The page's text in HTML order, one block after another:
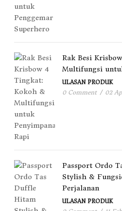
Rak Besi
Multifungsi
ULASAN PRODUK
0 Comment / 02
Passport Ordo
Stylish &
Perjalanan
ULASAN PRODUK